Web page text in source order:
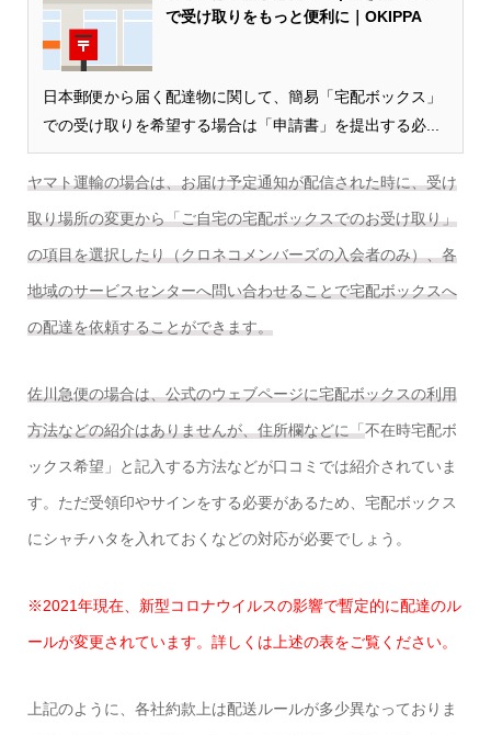
で受け取りをもっと便利に｜OKIPPA
日本郵便から届く配達物に関して、簡易「宅配ボックス」
での受け取りを希望する場合は「申請書」を提出する必...
ヤマト運輸の場合は、お届け予定通知が配信された時に、受け
取り場所の変更から「ご自宅の宅配ボックスでのお受け取り」
の項目を選択したり（クロネコメンバーズの入会者のみ）、各
地域のサービスセンターへ問い合わせることで宅配ボックスへ
の配達を依頼することができます。
佐川急便の場合は、公式のウェブページに宅配ボックスの利用
方法などの紹介はありませんが、住所欄などに「不在時宅配ボ
ックス希望」と記入する方法などが口コミでは紹介されていま
す。ただ受領印やサインをする必要があるため、宅配ボックス
にシャチハタを入れておくなどの対応が必要でしょう。
※2021年現在、新型コロナウイルスの影響で暫定的に配達のル
ールが変更されています。詳しくは上述の表をご覧ください。
上記のように、各社約款上は配送ルールが多少異なっておりま